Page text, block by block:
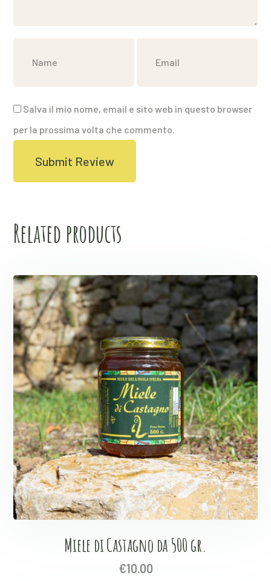
Salva il mio nome, email e sito web in questo browser
per la prossima volta che commento.
Related products
Miele di Castagno da 500 gr.
€10.00